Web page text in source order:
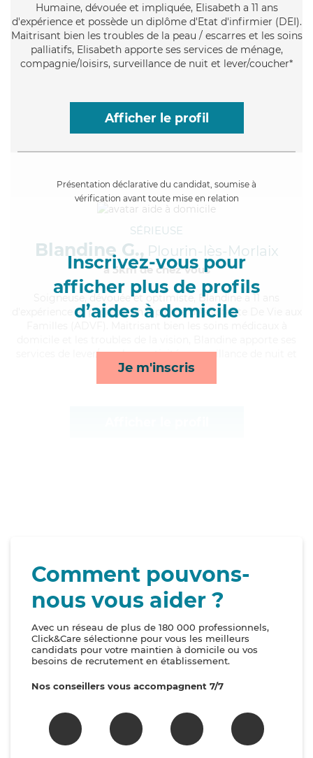
Humaine, dévouée et impliquée, Elisabeth a 11 ans
d'expérience et possède un diplôme d'Etat d'infirmier (DEI).
Maitrisant bien les troubles de la peau / escarres et les soins
palliatifs, Elisabeth apporte ses services de ménage,
compagnie/loisirs, surveillance de nuit et lever/coucher*
Afficher le profil
Présentation déclarative du candidat, soumise à
vérification avant toute mise en relation
Inscrivez-vous pour
afficher plus de profils
d’aides à domicile
Je m'inscris
SÉRIEUSE
Blandine G., Plourin-lès-Morlaix
à 5km de chez Vous
, dévouée et optimiste, Blandine a 11 ans
d'expérience et possède un diplôme d'Assistante De Vie aux
services de lever/coucher, activités, surveillance de nuit et
rappels*
Comment pouvons-
nous vous aider ?
Avec un réseau de plus de 180 000 professionnels,
Click&Care sélectionne pour vous les meilleurs
candidats pour votre maintien à domicile ou vos
besoins de recrutement en établissement.
Nos conseillers vous accompagnent 7/7